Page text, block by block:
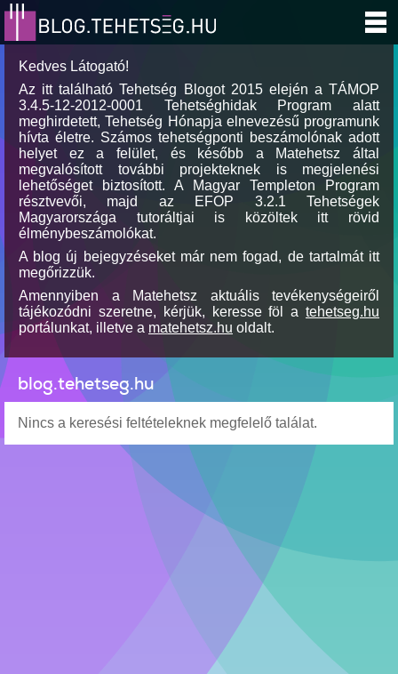
Kedves Látogató!
Az itt található Tehetség Blogot 2015 elején a TÁMOP
3.4.5-12-2012-0001 Tehetséghidak Program alatt
meghirdetett, Tehetség Hónapja elnevezésű programunk
hívta életre. Számos tehetségponti beszámolónak adott
helyet ez a felület, és később a Matehetsz által
megvalósított további projekteknek is megjelenési
lehetőséget biztosított. A Magyar Templeton Program
résztvevői, majd az EFOP 3.2.1 Tehetségek
Magyarországa tutoráltjai is közöltek itt rövid
élménybeszámolókat.
A blog új bejegyzéseket már nem fogad, de tartalmát itt
megőrizzük.
Amennyiben a Matehetsz aktuális tevékenységeiről
tájékozódni szeretne, kérjük, keresse föl a tehetseg.hu
portálunkat, illetve a matehetsz.hu oldalt.
blog.tehetseg.hu
Nincs a keresési feltételeknek megfelelő találat.